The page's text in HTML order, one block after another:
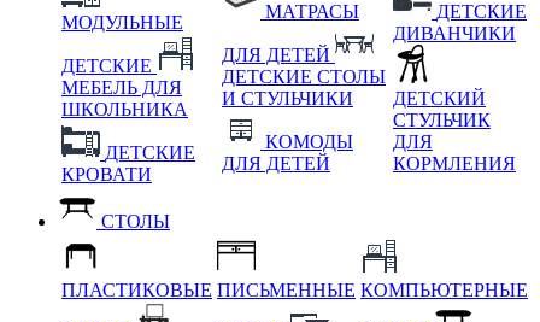
МОДУЛЬНЫЕ
ДЕТСКИЕ
МЕБЕЛЬ ДЛЯ
ШКОЛЬНИКА
ДЕТСКИЕ
КРОВАТИ
МАТРАСЫ
ДЛЯ ДЕТЕЙ
ДЕТСКИЕ СТОЛЫ
И СТУЛЬЧИКИ
КОМОДЫ
ДЛЯ ДЕТЕЙ
ДЕТСКИЕ
ДИВАНЧИКИ
ДЕТСКИЙ
СТУЛЬЧИК
ДЛЯ
КОРМЛЕНИЯ
СТОЛЫ
ПЛАСТИКОВЫЕ ПИСЬМЕННЫЕ КОМПЬЮТЕРНЫЕ